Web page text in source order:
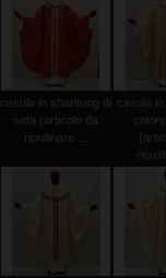
casula in shantung di
seta (articolo da
riordinare ...
casula